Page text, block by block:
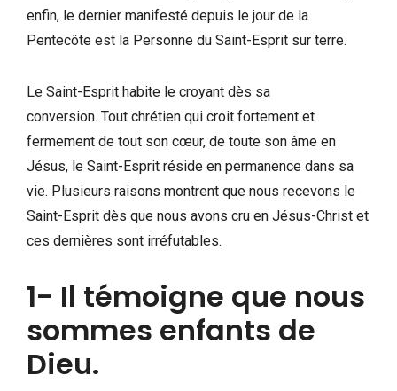
enfin, le dernier manifesté depuis le jour de la
Pentecôte est la Personne du Saint-Esprit sur terre.
Le Saint-Esprit habite le croyant dès sa
conversion. Tout chrétien qui croit fortement et
fermement de tout son cœur, de toute son âme en
Jésus, le Saint-Esprit réside en permanence dans sa
vie. Plusieurs raisons montrent que nous recevons le
Saint-Esprit dès que nous avons cru en Jésus-Christ et
ces dernières sont irréfutables.
1- Il témoigne que nous
sommes enfants de
Dieu.